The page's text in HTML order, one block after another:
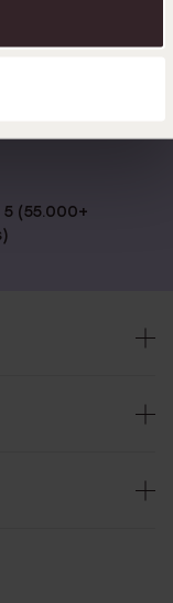
(55.000+